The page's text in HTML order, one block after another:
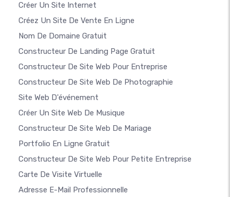
Créer Un Site Internet
Créez Un Site De Vente En Ligne
Nom De Domaine Gratuit
Constructeur De Landing Page Gratuit
Constructeur De Site Web Pour Entreprise
Constructeur De Site Web De Photographie
Site Web D'événement
Créer Un Site Web De Musique
Constructeur De Site Web De Mariage
Portfolio En Ligne Gratuit
Constructeur De Site Web Pour Petite Entreprise
Carte De Visite Virtuelle
Adresse E-Mail Professionnelle